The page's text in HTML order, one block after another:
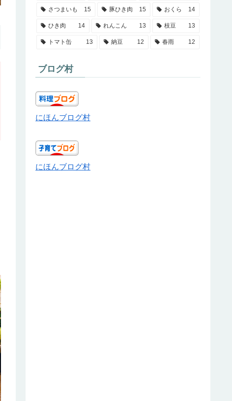
さつまいも 15 豚ひき肉 15 おくら 14
ひき肉 14 れんこん 13 枝豆 13
トマト缶 13 納豆 12 春雨 12
ブログ村
にほんブログ村
にほんブログ村